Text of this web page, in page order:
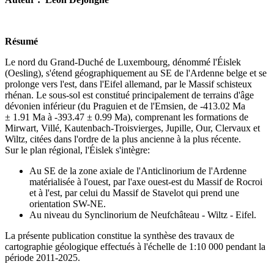
Résumé
Le nord du Grand-Duché de Luxembourg, dénommé l'Éislek
(Oesling), s'étend géographiquement au SE de l'Ardenne belge et se
prolonge vers l'est, dans l'Eifel allemand, par le Massif schisteux
rhénan. Le sous-sol est constitué principalement de terrains d'âge
dévonien inférieur (du Praguien et de l'Emsien, de -413.02 Ma
± 1.91 Ma à -393.47 ± 0.99 Ma), comprenant les formations de
Mirwart, Villé, Kautenbach-Troisvierges, Jupille, Our, Clervaux et
Wiltz, citées dans l'ordre de la plus ancienne à la plus récente.
Sur le plan régional, l'Éislek s'intègre:
Au SE de la zone axiale de l'Anticlinorium de l'Ardenne
matérialisée à l'ouest, par l'axe ouest-est du Massif de Rocroi
et à l'est, par celui du Massif de Stavelot qui prend une
orientation SW-NE.
Au niveau du Synclinorium de Neufchâteau - Wiltz - Eifel.
La présente publication constitue la synthèse des travaux de
cartographie géologique effectués à l'échelle de 1:10 000 pendant la
période 2011-2025.